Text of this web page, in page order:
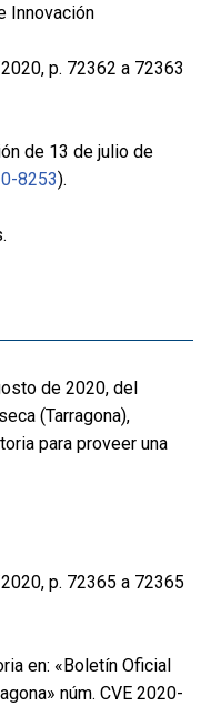
Innovación
p. 72362 a 72363
de 13 de julio de
8253).
de 2020, del
(Tarragona),
para proveer una
p. 72365 a 72365
en: «Boletín Oficial
núm. CVE 2020-